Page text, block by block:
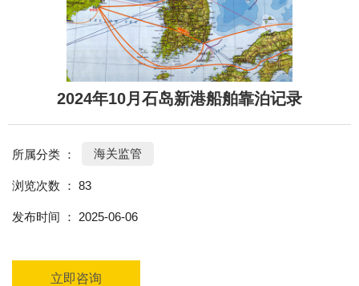
2024年10月石岛新港船舶靠泊记录
所属分类 ： 海关监管
浏览次数 ： 83
发布时间 ： 2025-06-06
立即咨询